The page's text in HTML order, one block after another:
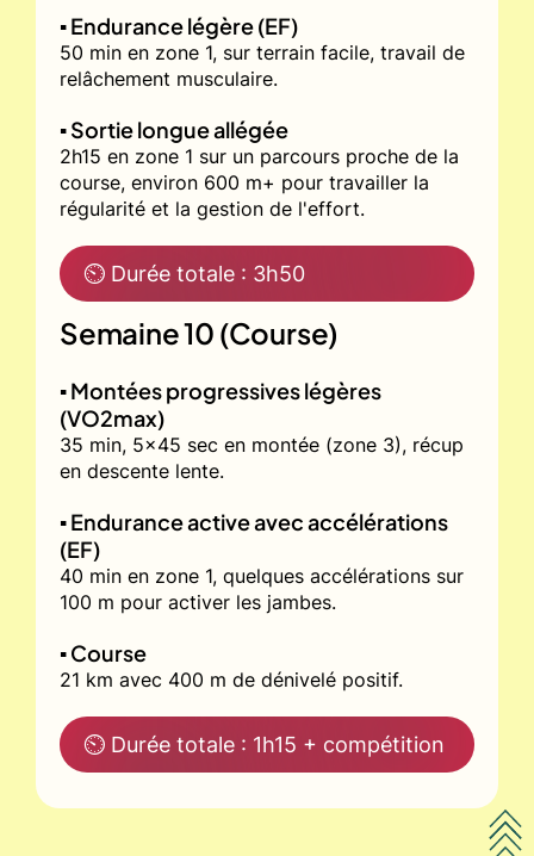
▪️ Endurance légère (EF)
50 min en zone 1, sur terrain facile, travail de
relâchement musculaire.
▪️ Sortie longue allégée
2h15 en zone 1 sur un parcours proche de la
course, environ 600 m+ pour travailler la
régularité et la gestion de l'effort.
⏲ Durée totale : 3h50
Semaine 10 (Course)
▪️ Montées progressives légères
(VO2max)
35 min, 5x45 sec en montée (zone 3), récup
en descente lente.
▪️ Endurance active avec accélérations
(EF)
40 min en zone 1, quelques accélérations sur
100 m pour activer les jambes.
▪️ Course
21 km avec 400 m de dénivelé positif.
⏲ Durée totale : 1h15 + compétition